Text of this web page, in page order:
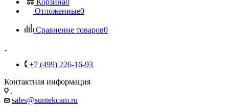
Корзина0
Отложенные0
Сравнение товаров0
+7 (499) 226-16-93
Контактная информация
.
sales@suntekcam.ru